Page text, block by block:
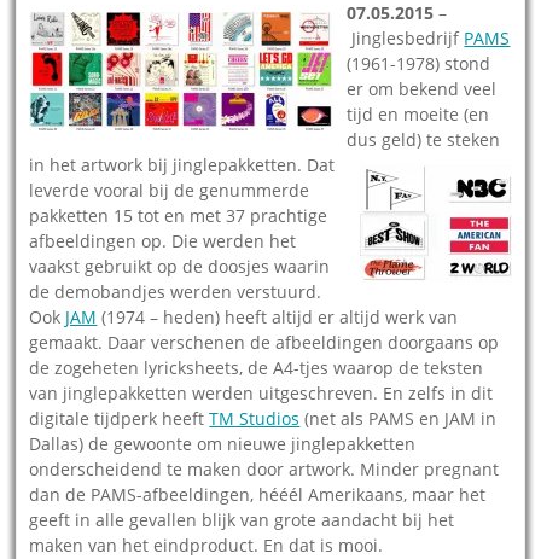
07.05.2015 –
Jinglesbedrijf PAMS
(1961-1978) stond
er om bekend veel
tijd en moeite (en
dus geld) te steken
in het artwork bij jinglepakketten. Dat
leverde vooral bij de genummerde
pakketten 15 tot en met 37 prachtige
afbeeldingen op. Die werden het
vaakst gebruikt op de doosjes waarin
de demobandjes werden verstuurd.
Ook JAM (1974 – heden) heeft altijd er altijd werk van
gemaakt. Daar verschenen de afbeeldingen doorgaans op
de zogeheten lyricksheets, de A4-tjes waarop de teksten
van jinglepakketten werden uitgeschreven. En zelfs in dit
digitale tijdperk heeftTM Studios (net als PAMS en JAM in
Dallas) de gewoonte om nieuwe jinglepakketten
onderscheidend te maken door artwork. Minder pregnant
dan de PAMS-afbeeldingen, hééél Amerikaans, maar het
geeft in alle gevallen blijk van grote aandacht bij het
maken van het eindproduct. En dat is mooi.